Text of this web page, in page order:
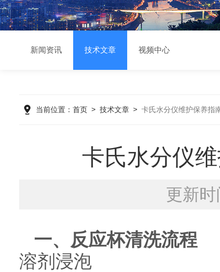
新闻资讯 技术文章 视频中心
当前位置： 首页 > 技术文章 > 卡氏水分仪维护保养指
卡氏水分仪
更新
一、反应杯清洗流程
溶剂浸泡